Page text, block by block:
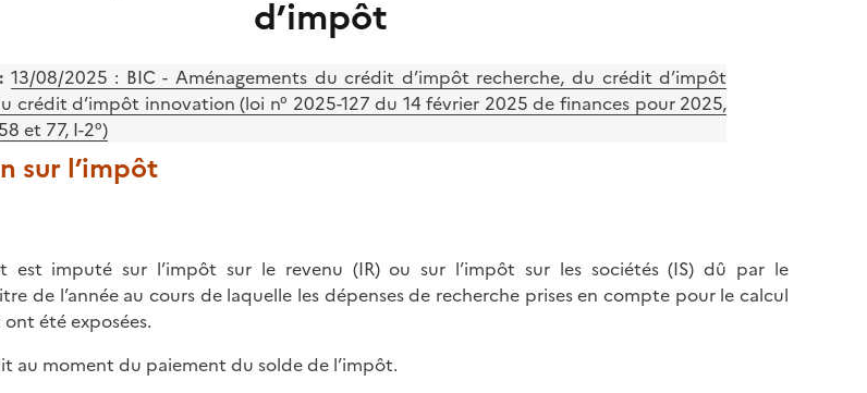
d’impôt
13/08/2025 : BIC - Aménagements du crédit d’impôt recherche, du crédit d’impôt
crédit d’impôt innovation (loi n° 2025-127 du 14 février 2025 de finances pour 2025,
et 77, I-2°)
sur l’impôt
est imputé sur l’impôt sur le revenu (IR) ou sur l’impôt sur les sociétés (IS) dû par le
de l’année au cours de laquelle les dépenses de recherche prises en compte pour le calcul
été exposées.
au moment du paiement du solde de l’impôt.